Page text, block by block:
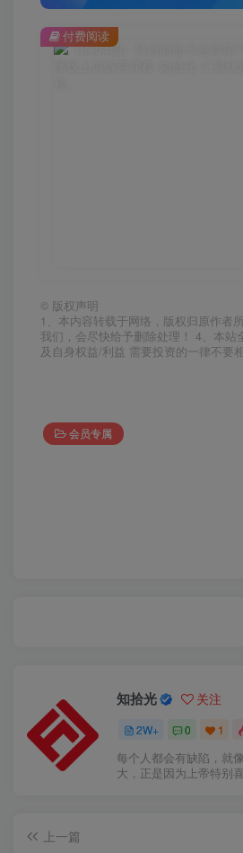
付费阅读
© 版权声明
1、本内容转载于网络，版权归原作者
我们，会尽快给予删除处理！ 4、本
及自身权益/利益 需要投资的一律不要
会员专属
知拾光 关注
2W+ 0 1
每个人都会有缺陷，就
大，正是因为上帝特别
上一篇